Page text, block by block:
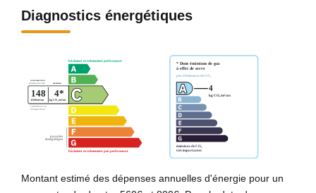
Diagnostics énergétiques
Montant estimé des dépenses annuelles d'énergie pour un